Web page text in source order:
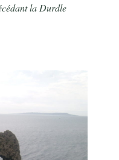
la Durdle